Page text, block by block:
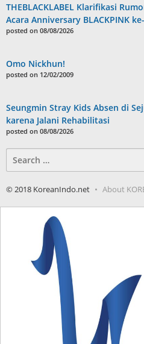
THEBLACKLABEL Klarifikasi
Acara Anniversary BLACKPINK
posted on 08/08/2026
Omo Nickhun!
posted on 12/02/2009
Seungmin Stray Kids Absen di
karena Jalani Rehabilitasi
posted on 08/08/2026
for:
© 2018 KoreanIndo.net About